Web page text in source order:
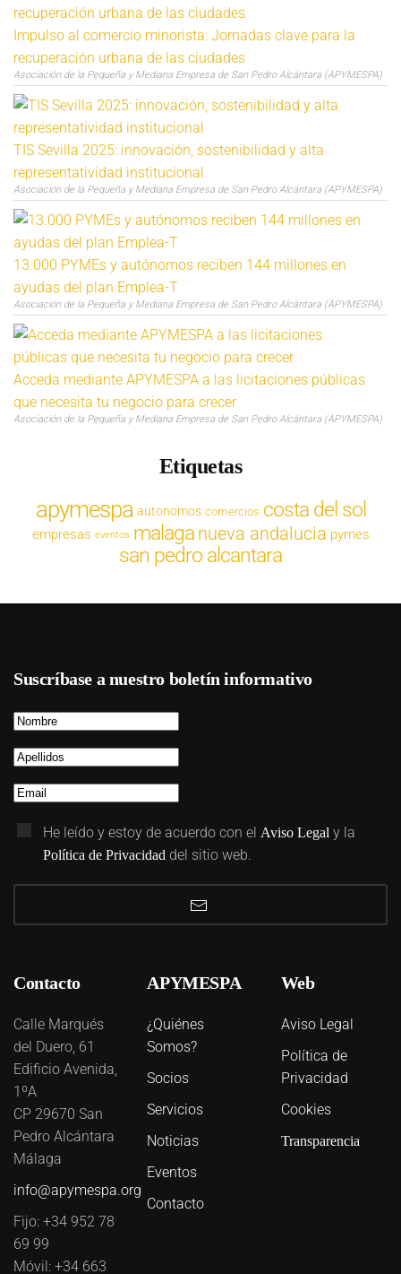
Impulso al comercio minorista: Jornadas clave para la
recuperación urbana de las ciudades
Asociación de la Pequeña y Mediana Empresa de San Pedro Alcántara (APYMESPA)
TIS Sevilla 2025: innovación, sostenibilidad y alta
representatividad institucional
Asociación de la Pequeña y Mediana Empresa de San Pedro Alcántara (APYMESPA)
13.000 PYMEs y autónomos reciben 144 millones en
ayudas del plan Emplea-T
Asociación de la Pequeña y Mediana Empresa de San Pedro Alcántara (APYMESPA)
Acceda mediante APYMESPA a las licitaciones públicas
que necesita tu negocio para crecer
Asociación de la Pequeña y Mediana Empresa de San Pedro Alcántara (APYMESPA)
Etiquetas
apymespa autonomos comercios costa del sol
empresas eventos malaga nueva andalucia pymes
san pedro alcantara
Suscríbase a nuestro boletín informativo
He leído y estoy de acuerdo con el Aviso Legal y la
Política de Privacidad del sitio web.
Contacto
Calle Marqués
del Duero, 61
Edificio Avenida,
1ºA
CP 29670 San
Pedro Alcántara
Málaga
info@apymespa.org
Fijo: +34 952 78
69 99
Móvil: +34 663
APYMESPA
¿Quiénes
Somos?
Socios
Servicios
Noticias
Eventos
Contacto
Web
Aviso Legal
Política de
Privacidad
Cookies
Transparencia